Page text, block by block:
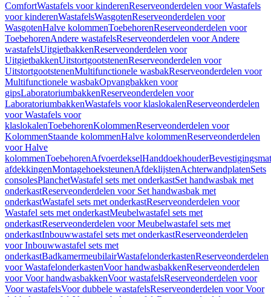
ComfortWastafels voor kinderenReserveonderdelen voor Wastafels
voor kinderenWastafelsWasgotenReserveonderdelen voor
WasgotenHalve kolommenToebehorenReserveonderdelen voor
ToebehorenAndere wastafelsReserveonderdelen voor Andere
wastafelsUitgietbakkenReserveonderdelen voor
UitgietbakkenUitstortgootstenenReserveonderdelen voor
UitstortgootstenenMultifunctionele wasbakReserveonderdelen voor
Multifunctionele wasbakOpvangbakken voor
gipsLaboratoriumbakkenReserveonderdelen voor
LaboratoriumbakkenWastafels voor klaslokalenReserveonderdelen
voor Wastafels voor
klaslokalenToebehorenKolommenReserveonderdelen voor
KolommenStaande kolommenHalve kolommenReserveonderdelen
voor Halve
kolommenToebehorenAfvoerdekselHanddoekhouder
afdekkingenMontagehoeksteunenAfdeklijstenAchterwandplatenSets
consolesPlanchetWastafel sets met onderkastSet handwasbak met
onderkastReserveonderdelen voor Set handwasbak met
onderkastWastafel sets met onderkastReserveonderdelen voor
Wastafel sets met onderkastMeubelwastafel sets met
onderkastReserveonderdelen voor Meubelwastafel sets met
onderkastInbouwwastafel sets met onderkastReserveonderdelen
voor Inbouwwastafel sets met
onderkastBadkamermeubilairWastafelonderkastenReserveonderdelen
voor WastafelonderkastenVoor handwasbakkenReserveonderdelen
voor Voor handwasbakkenVoor wastafelsReserveonderdelen voor
Voor wastafelsVoor dubbele wastafelsReserveonderdelen voor Voor